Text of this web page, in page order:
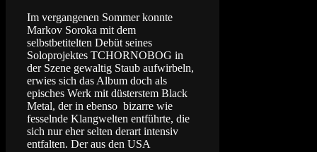
Im vergangenen Sommer konnte
Markov Soroka mit dem
selbstbetitelten Debüt seines
Soloprojektes TCHORNOBOG in
der Szene gewaltig Staub aufwirbeln,
erwies sich das Album doch als
episches Werk mit düsterstem Black
Metal, der in ebenso bizarre wie
fesselnde Klangwelten entführte, die
sich nur eher selten derart intensiv
entfalten. Der aus den USA